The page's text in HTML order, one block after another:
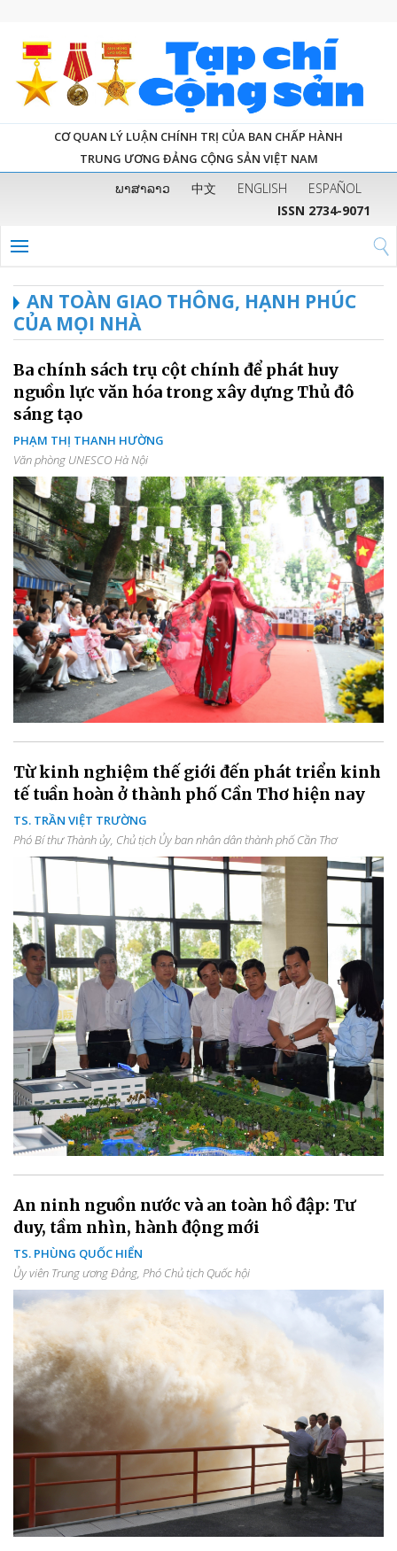
CƠ QUAN LÝ LUẬN CHÍNH TRỊ CỦA BAN CHẤP HÀNH
TRUNG ƯƠNG ĐẢNG CỘNG SẢN VIỆT NAM
ພາສາລາວ 中文 ENGLISH
ESPAÑOL
ISSN 2734-9071
AN TOÀN GIAO THÔNG, HẠNH PHÚC
CỦA MỌI NHÀ
Ba chính sách trụ cột chính để phát huy
nguồn lực văn hóa trong xây dựng Thủ đô
sáng tạo
PHẠM THỊ THANH HƯỜNG
Văn phòng UNESCO Hà Nội
Từ kinh nghiệm thế giới đến phát triển kinh
tế tuần hoàn ở thành phố Cần Thơ hiện nay
TS. TRẦN VIỆT TRƯỜNG
Phó Bí thư Thành ủy, Chủ tịch Ủy ban nhân dân thành phố Cần Thơ
An ninh nguồn nước và an toàn hồ đập: Tư
duy, tầm nhìn, hành động mới
TS. PHÙNG QUỐC HIỂN
Ủy viên Trung ương Đảng, Phó Chủ tịch Quốc hội